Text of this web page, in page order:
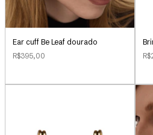
Ear cuff Be Leaf dourado
R$395,00